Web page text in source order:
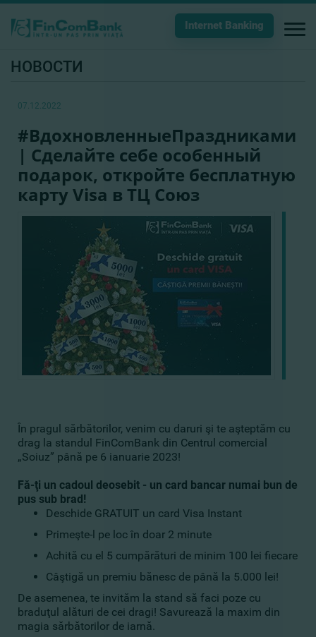
Internet Banking
НОВОСТИ
07.12.2022
#ВдохновленныeПраздниками
| Сделайте себе особенный
подарок, откройте бесплатную
карту Visa в ТЦ Союз
În pragul sărbătorilor, venim cu daruri şi te aşteptăm cu
drag la standul FinComBank din Centrul comercial
„Soiuz” până pe 6 ianuarie 2023!
Fă-ţi un cadoul deosebit - un card bancar numai bun de
pus sub brad!
Deschide GRATUIT un card Visa Instant
Primeşte-l pe loc în doar 2 minute
Achită cu el 5 cumpărături de minim 100 lei fiecare
Câştigă un premiu bănesc de până la 5.000 lei!
De asemenea, te invităm la stand să faci poze cu
braduţul alături de cei dragi! Savurează la maxim din
magia sărbătorilor de iarnă.